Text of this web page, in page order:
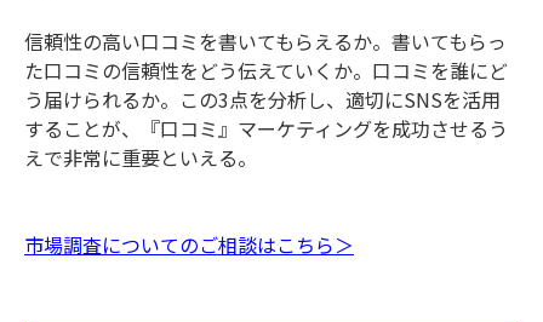
信頼性の高い口コミを書いてもらえるか。書いてもらっ
た口コミの信頼性をどう伝えていくか。口コミを誰にど
う届けられるか。この3点を分析し、適切にSNSを活用
することが、『口コミ』マーケティングを成功させるう
えで非常に重要といえる。
市場調査についてのご相談はこちら＞